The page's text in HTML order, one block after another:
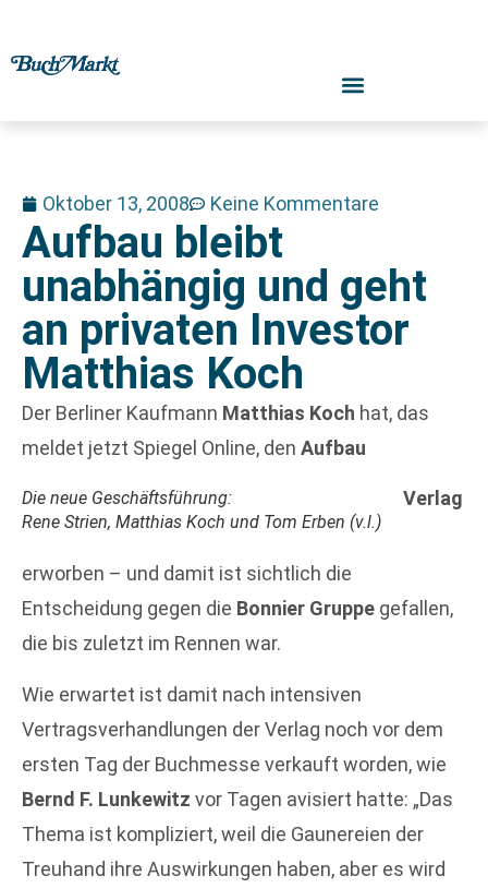
Oktober 13, 2008 Keine Kommentare
Aufbau bleibt
unabhängig und geht
an privaten Investor
Matthias Koch
Der Berliner Kaufmann Matthias Koch hat, das
meldet jetzt Spiegel Online, den Aufbau
Die neue Geschäftsführung:
Rene Strien, Matthias Koch und Tom Erben (v.l.)
Verlag
erworben – und damit ist sichtlich die
Entscheidung gegen die Bonnier Gruppe gefallen,
die bis zuletzt im Rennen war.
Wie erwartet ist damit nach intensiven
Vertragsverhandlungen der Verlag noch vor dem
ersten Tag der Buchmesse verkauft worden, wie
Bernd F. Lunkewitz vor Tagen avisiert hatte: „Das
Thema ist kompliziert, weil die Gaunereien der
Treuhand ihre Auswirkungen haben, aber es wird